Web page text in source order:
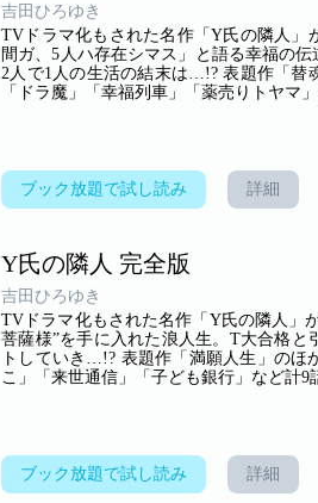
吉田ひろゆき
TVドラマ化もされた名作「Y氏の隣人」
間ガ、5人ハ存在シマス」と語る幸福の
2人で1人の生活の結末は…!? 表題作「替
「ドラ魔」「幸福列車」「薬売りトヤマ
ブック放題で試し読み 詳細
Y氏の隣人 完全版
吉田ひろゆき
TVドラマ化もされた名作「Y氏の隣人」
菩薩様”を手に入れた浪人生。T大合格
トしていき…!? 表題作「満願人生」のほ
こ」「来世通信」「子ども銀行」など計9
ブック放題で試し読み 詳細